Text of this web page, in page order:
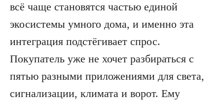
всё чаще становятся частью единой
экосистемы умного дома, и именно эта
интеграция подстёгивает спрос.
Покупатель уже не хочет разбираться с
пятью разными приложениями для света,
сигнализации, климата и ворот. Ему